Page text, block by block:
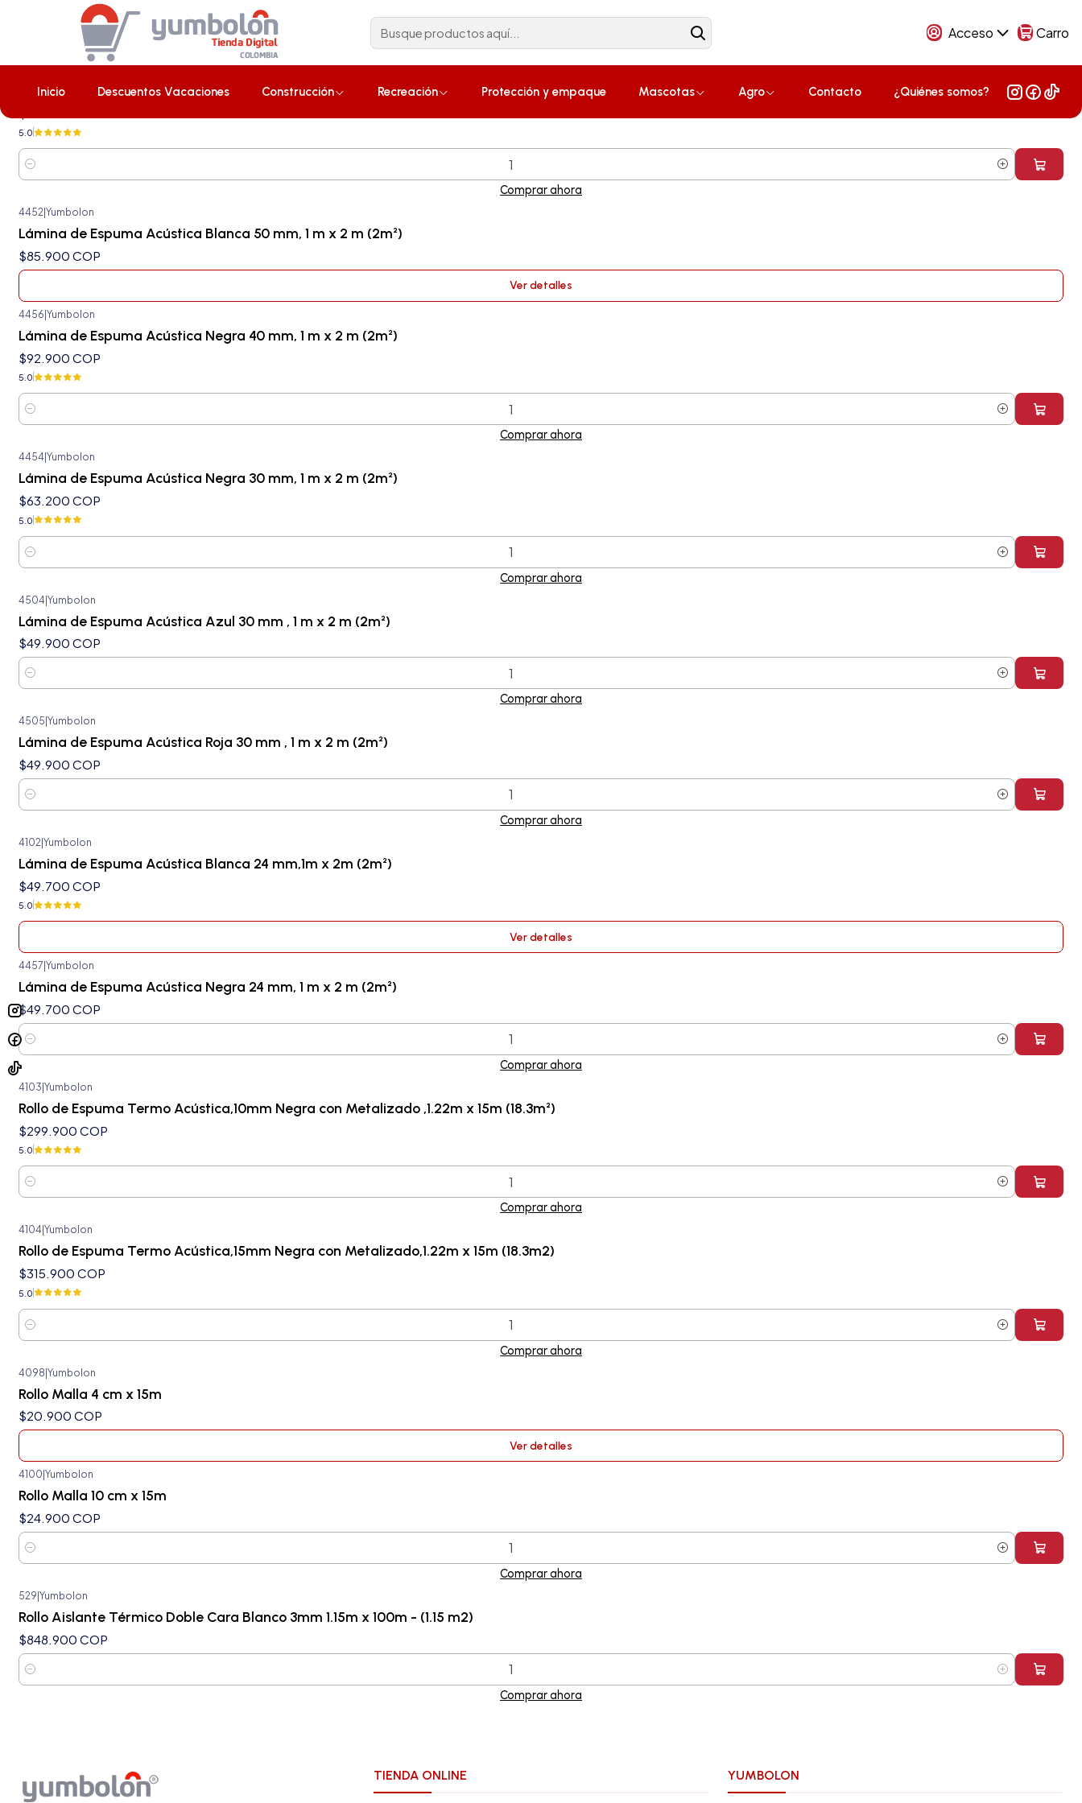
Acceso Carro
Inicio Descuentos Vacaciones Construcción Recreación Protección y empaque Mascotas Agro Contacto ¿Quiénes somos?
Nuestros Productos
Lámina de Espuma Acústica Negra 50 mm, 1 m x 2 m (2m²)
5.0
Cantidad
Comprar ahora
Agotado
4452 Yumbolon
Lámina de Espuma Acústica Blanca 50 mm, 1 m x 2 m (2m²)
$85.900 COP
Ver detalles
4456 Yumbolon
Lámina de Espuma Acústica Negra 40 mm, 1 m x 2 m (2m²)
$92.900 COP
5.0
Cantidad
Comprar ahora
4454 Yumbolon
Lámina de Espuma Acústica Negra 30 mm, 1 m x 2 m (2m²)
$63.200 COP
5.0
Cantidad
Comprar ahora
4504 Yumbolon
Lámina de Espuma Acústica Azul 30 mm , 1 m x 2 m (2m²)
$49.900 COP
Cantidad
Comprar ahora
4505 Yumbolon
Lámina de Espuma Acústica Roja 30 mm , 1 m x 2 m (2m²)
$49.900 COP
Cantidad
Comprar ahora
Agotado
4102 Yumbolon
Lámina de Espuma Acústica Blanca 24 mm,1m x 2m (2m²)
$49.700 COP
5.0
Ver detalles
4457 Yumbolon
Lámina de Espuma Acústica Negra 24 mm, 1 m x 2 m (2m²)
$49.700 COP
Cantidad
Comprar ahora
4103 Yumbolon
Rollo de Espuma Termo Acústica,10mm Negra con Metalizado ,1.22m x 15m (18.3m²)
$299.900 COP
5.0
Cantidad
Comprar ahora
4104 Yumbolon
Rollo de Espuma Termo Acústica,15mm Negra con Metalizado,1.22m x 15m (18.3m2)
$315.900 COP
5.0
Cantidad
Comprar ahora
Agotado
4098|Yumbolon
Rollo Malla 4 cm x 15m
$20.900 COP
Ver detalles
4100 Yumbolon
Rollo Malla 10 cm x 15m
$24.900 COP
Cantidad
Comprar ahora
Nuevo
529 Yumbolon
Rollo Aislante Térmico Doble Cara Blanco 3mm 1.15m x 100m - (1.15 m2)
$848.900 COP
Cantidad
Comprar ahora
TIENDA ONLINE YUMBOLON